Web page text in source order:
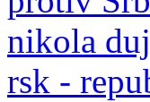
nikola
rsk -